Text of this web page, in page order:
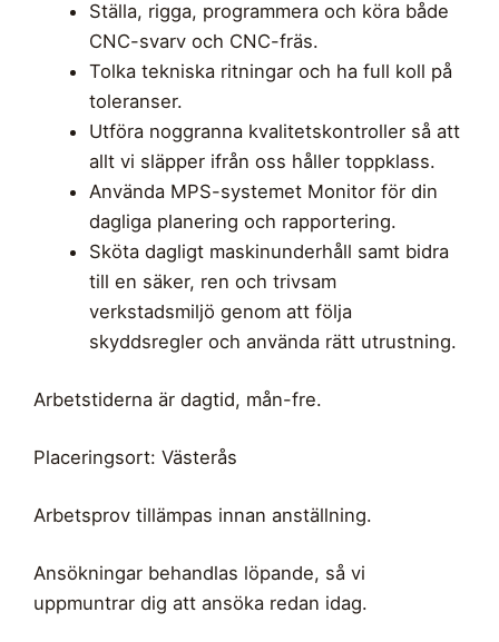
Ställa, rigga, programmera och köra både
CNC-svarv och CNC-fräs.
Tolka tekniska ritningar och ha full koll på
toleranser.
Utföra noggranna kvalitetskontroller så att
allt vi släpper ifrån oss håller toppklass.
Använda MPS-systemet Monitor för din
dagliga planering och rapportering.
Sköta dagligt maskinunderhåll samt bidra
till en säker, ren och trivsam
verkstadsmiljö genom att följa
skyddsregler och använda rätt utrustning.
Arbetstiderna är dagtid, mån-fre.
Placeringsort: Västerås
Arbetsprov tillämpas innan anställning.
Ansökningar behandlas löpande, så vi
uppmuntrar dig att ansöka redan idag.